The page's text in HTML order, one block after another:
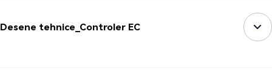
Desene tehnice_Controler EC